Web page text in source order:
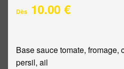
Dès 10.00 €
Base sauce tomate, fromage,
persil, ail